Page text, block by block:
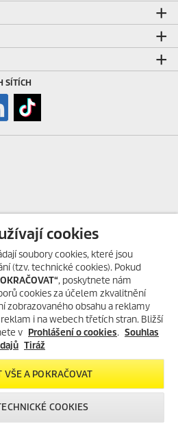
SÍTÍCH
555
cookies
soubory cookies, které jsou
(tzv. technické cookies). Pokud
, poskytnete nám
cookies za účelem zkvalitnění
zobrazovaného obsahu a reklamy
i na webech třetích stran. Bližší
v Prohlášení o cookies. Souhlas
Tiráž
VŠE A POKRAČOVAT
COOKIES